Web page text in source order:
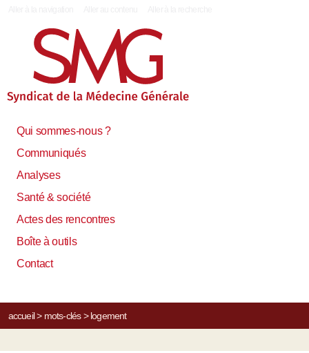
Qui sommes-nous ?
Communiqués
Analyses
Santé & société
Actes des rencontres
Boîte à outils
Contact
accueil> mots-clés> logement